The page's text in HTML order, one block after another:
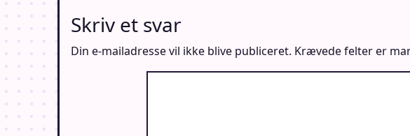
Skriv et svar
Din e-mailadresse vil ikke blive publiceret. Krævede felter er